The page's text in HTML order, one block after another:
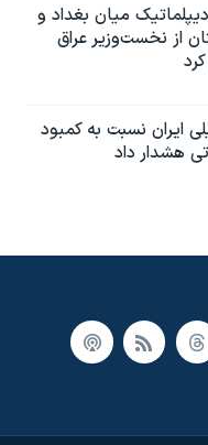
میان بغداد و
از نخست‌وزیر عراق
ایران نسبت به کمبود
هشدار داد